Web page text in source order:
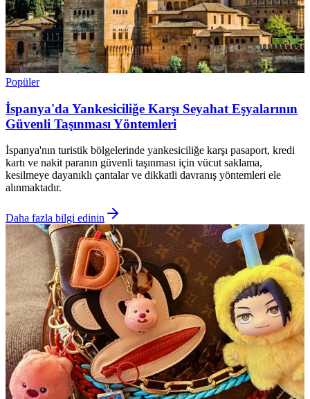
Popüler
İspanya'da Yankesiciliğe Karşı Seyahat Eşyalarının
Güvenli Taşınması Yöntemleri
İspanya'nın turistik bölgelerinde yankesiciliğe karşı pasaport, kredi
kartı ve nakit paranın güvenli taşınması için vücut saklama,
kesilmeye dayanıklı çantalar ve dikkatli davranış yöntemleri ele
alınmaktadır.
Daha fazla bilgi edinin